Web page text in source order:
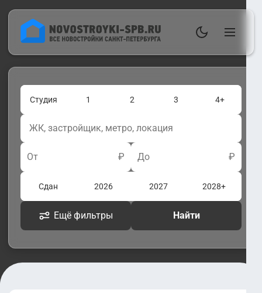
Студия 1 2 3 4+
От ₽ До ₽
Сдан 2026 2027 2028+
Ещё фильтры Найти